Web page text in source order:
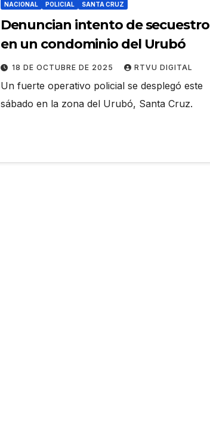
NACIONAL POLICIAL SANTA CRUZ
Denuncian intento de secuestro
en un condominio del Urubó
18 DE OCTUBRE DE 2025 RTVU DIGITAL
Un fuerte operativo policial se desplegó este
sábado en la zona del Urubó, Santa Cruz.